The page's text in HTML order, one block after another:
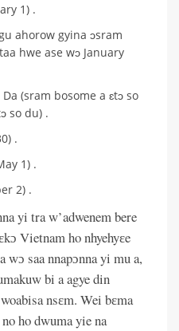
1) .
ahorow gyina ɔsram
hwe ase wɔ January
(sram bosome a ɛtɔ so
so du) .
.
1) .
2) .
yi tra w’adwenem bere
Vietnam ho nhyehyɛe
wɔ saa nnapɔnna yi mu a,
bi a agye din
nsɛm. Wei bɛma
ho dwuma yie na